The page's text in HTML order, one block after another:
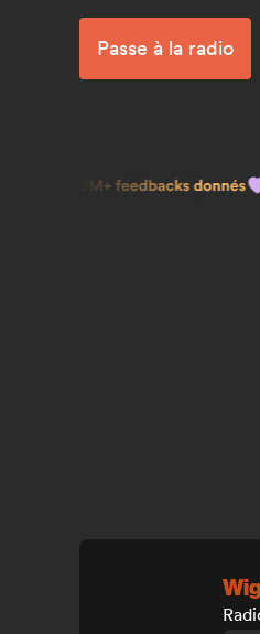
Passe à la radio